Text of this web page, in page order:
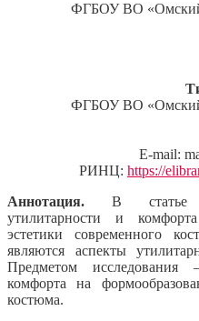
ФГБОУ ВО «Омский
ФГБОУ ВО «Омский
E-mail:
РИНЦ: https://
Аннотация. В статье
утилитарности и
эстетики современного
являются аспекты
Предметом
комфорта на
костюма.